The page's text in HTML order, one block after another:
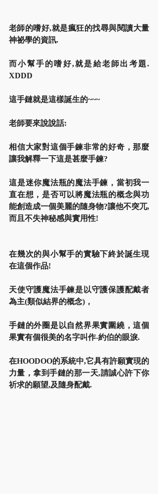
老師的嗜好,就是瘋狂的找尋與閱讀大量
神祕學的資訊.
而小幫手的嗜好,就是給老師出考題.
XDDD
這手鏈就是這樣誕生的~~~
老師要來說說話:
相信大家對這個手鍊非常的好奇，那麼
讓我解釋一下這是甚麼手鍊?
這是迷你魔法瓶的魔法手鍊，當初我一
直在想，是否可以將魔法瓶的概念與功
能創造成一個美麗的隨身物?讓他不突兀,
而且不失神秘感與實用性!
在幾次的與小幫手的實驗下終於誕生現
在這個作品!
天使守護魔法手鍊是以守護保護配戴者
為主(類似結界的概念)，
手鏈的外圈是以自然界果實圍繞，這個
果實有個很美的名字叫作-約伯的眼淚.
在HOODOO的系統中,它具有許願實現的
力量，拿到手鏈的那一天,請誠心許下你
祈求的願望,及隨身配戴.